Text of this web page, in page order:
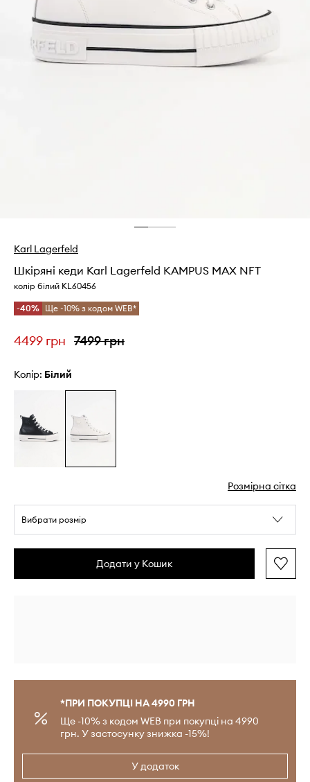
Karl Lagerfeld
Шкіряні кеди Karl Lagerfeld KAMPUS MAX NFT
колір білий KL60456
-40% Ще -10% з кодом WEB*
4499 грн 7499 грн
Колір: білий
Розмірна сітка
Вибрати розмір
Додати у Кошик
*ПРИ ПОКУПЦІ НА 4990 ГРН
Ще -10% з кодом WEB при покупці на 4990
грн. У застосунку знижка -15%!
У додаток